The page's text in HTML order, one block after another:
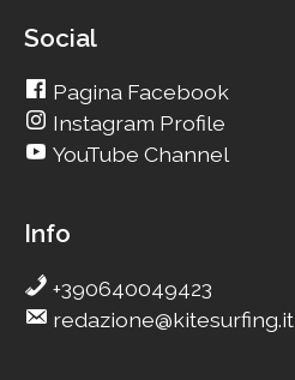
Social
Pagina Facebook
Instagram Profile
YouTube Channel
Info
+390640049423
redazione@kitesurfing.it